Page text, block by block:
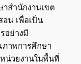
สำนักงานเขต
น เพื่อเป็น
อย่างมี
าพการศึกษา
น่วยงานในพื้นที่